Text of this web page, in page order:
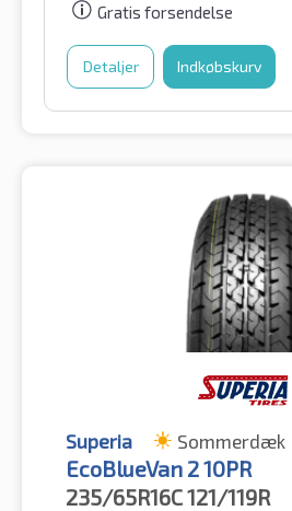
Gratis forsendelse
Detaljer Indkøbskurv
Superia Sommerdæk
EcoBlueVan 2 10PR
235/65R16C121/119R